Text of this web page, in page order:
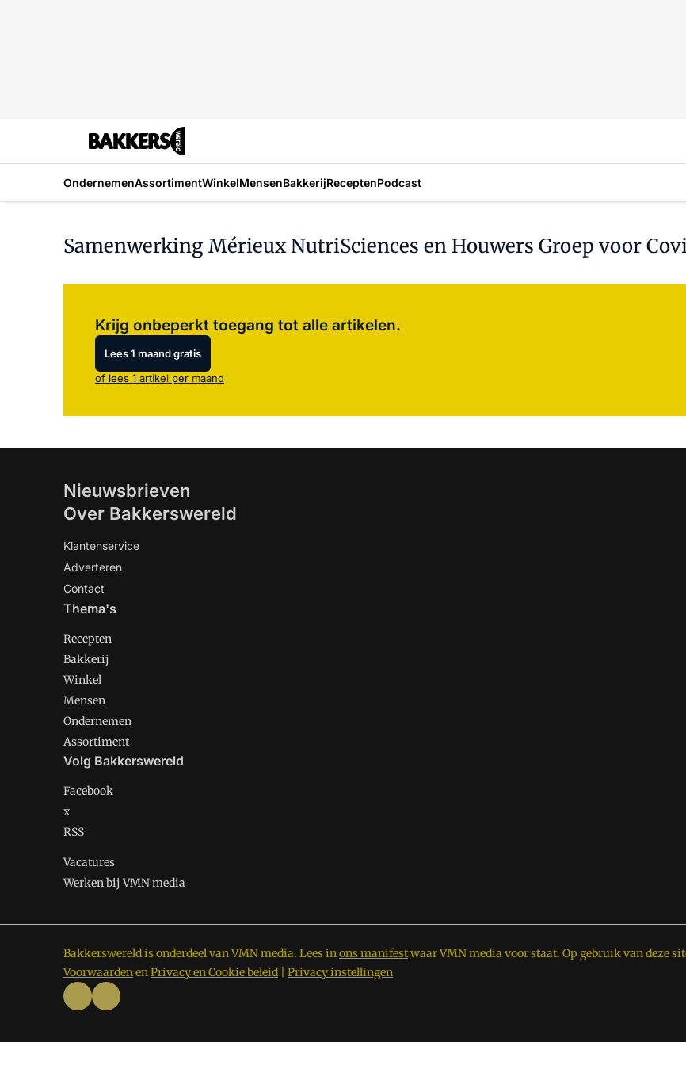
OndernemenAssortimentWinkelMensenBakkerijReceptenPodcast
Samenwerking Mérieux NutriSciences en Houwers Groep voor
Krijg onbeperkt toegang tot alle artikelen.
Lees 1 maand gratis
of lees 1 artikel per maand
Nieuwsbrieven
Over Bakkerswereld
Klantenservice
Adverteren
Contact
Thema's
Recepten
Bakkerij
Winkel
Mensen
Ondernemen
Assortiment
Volg Bakkerswereld
Facebook
x
RSS
Vacatures
Werken bij VMN media
Bakkerswereld is onderdeel van VMN media. Lees inons manifestwaar VMN media voor staat. Op gebruik van deze
VoorwaardenenPrivacy en Cookie beleid Privacy instellingen